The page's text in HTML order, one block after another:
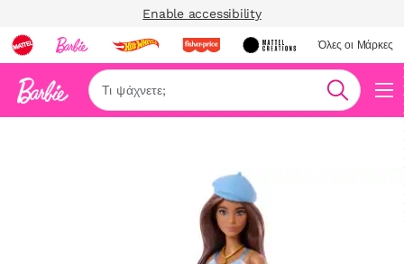
Enable accessibility
Όλες οι Μάρκες